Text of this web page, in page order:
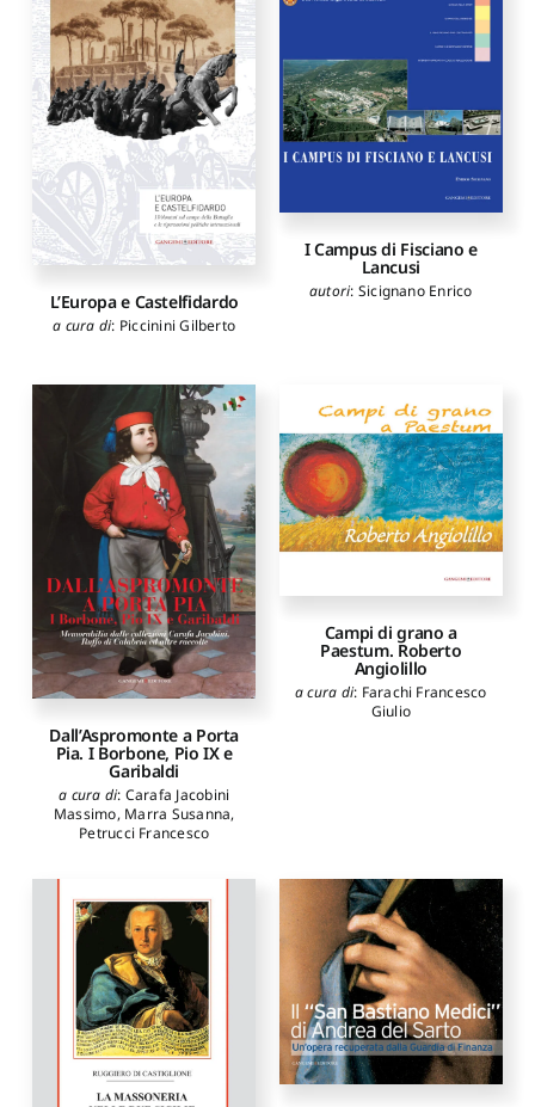
L’Europa e Castelfidardo
a cura di: Piccinini Gilberto
I Campus di Fisciano e
Lancusi
autori: Sicignano Enrico
Dall’Aspromonte a Porta
Pia. I Borbone, Pio IX e
Garibaldi
a cura di: Carafa Jacobini
Massimo, Marra Susanna,
Petrucci Francesco
Campi di grano a
Paestum. Roberto
Angiolillo
a cura di: Farachi Francesco
Giulio